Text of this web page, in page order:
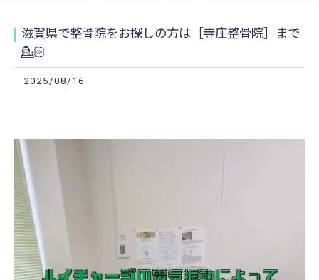
滋賀県で整骨院をお探しの方は［寺庄整骨院］まで
💁🏻
2025/08/16